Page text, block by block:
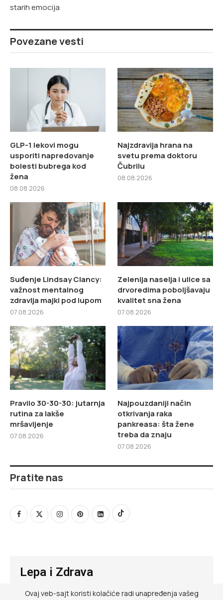
starih emocija
Povezane vesti
GLP-1 lekovi mogu
usporiti napredovanje
bolesti bubrega kod
žena
08.08.2026
Najzdravija hrana na
svetu prema doktoru
Čubrilu
08.08.2026
Suđenje Lindsay Clancy:
važnost mentalnog
zdravlja majki pod lupom
07.08.2026
Zelenija naselja i ulice sa
drvoredima poboljšavaju
kvalitet sna žena
07.08.2026
Pravilo 30-30-30: jutarnja
rutina za lakše
mršavljenje
07.08.2026
Najpouzdaniji način
otkrivanja raka
pankreasa: šta žene
treba da znaju
07.08.2026
Pratite nas
Lepa i Zdrava
Ovaj veb-sajt koristi kolačiće radi unapređenja vašeg